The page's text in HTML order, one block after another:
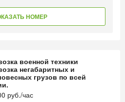
НОМЕР
военной техники
негабаритных и
грузов по всей
руб./час